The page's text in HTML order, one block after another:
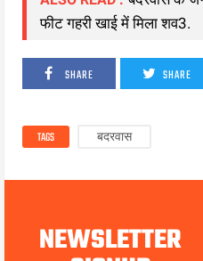
फीट गहरी खाई में मिला शव3.
SHARE SHARE
TAGS बदरवास
NEWSLETTER